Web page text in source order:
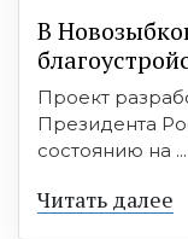
В
Проект
Президента
состоянию на ...
Читать далее